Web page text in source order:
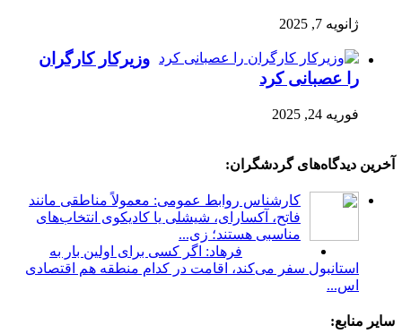
ژانویه 7, 2025
وزیرکار کارگران
را عصبانی کرد
فوریه 24, 2025
آخرین دیدگاه‌های گردشگران:
کارشناس روابط عمومی: معمولاً مناطقی مانند
فاتح، آکسارای، شیشلی یا کادیکوی انتخاب‌های
مناسبی هستند؛ زی...
فرهاد: اگر کسی برای اولین بار به
استانبول سفر می‌کند، اقامت در کدام منطقه هم اقتصادی
اس...
سایر منابع: